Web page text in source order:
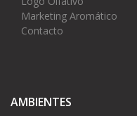
Marketing Aromático
Contacto
AMBIENTES